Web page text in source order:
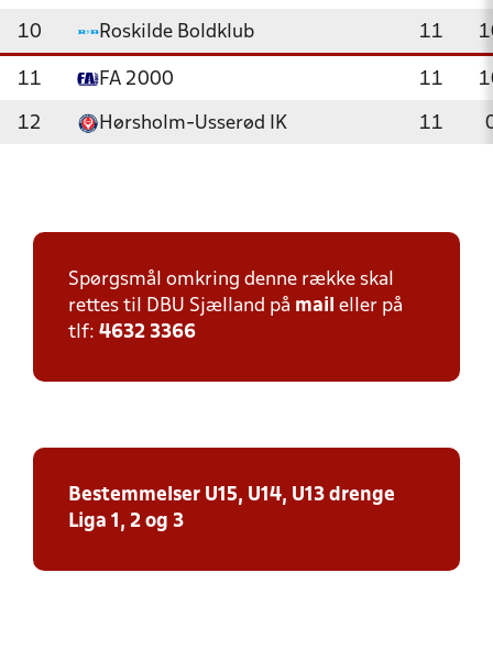
10 Roskilde Boldklub 11
11 FA 2000 11
12 Hørsholm-Usserød IK 11
Spørgsmål omkring denne række skal
rettes til DBU Sjælland på mail eller på
tlf: 4632 3366
Bestemmelser U15, U14, U13 drenge
Liga 1, 2 og 3